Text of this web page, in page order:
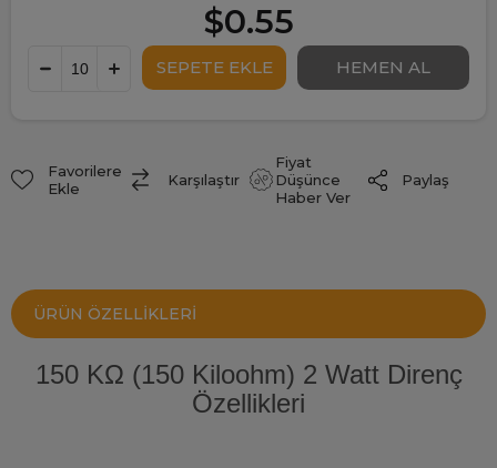
$0.55
Favorilere
Ekle
Karşılaştır
Fiyat
Düşünce
Haber Ver
Paylaş
ÜRÜN ÖZELLIKLERI
150 KΩ (150 Kiloohm) 2 Watt Direnç
Özellikleri